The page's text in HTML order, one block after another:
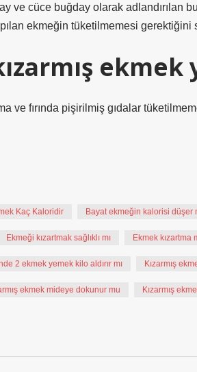
ve cüce buğday olarak adlandırılan
ekmeğin tüketilmemesi gerektiğini
ekmek
ve fırında pişirilmiş gıdalar
Kaç Kaloridir Bayat ekmeğin kalorisi düşer
Ekmeği kızartmak sağlıklı mı Ekmek kızartma
2 ekmek yemek kilo aldırır mı Kızarmış
ekmek mideye dokunur mu Kızarmış